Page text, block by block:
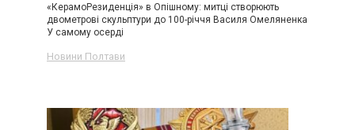
«КерамоРезиденція» в Опішному: митці створюють
двометрові скульптури до 100-річчя Василя Омеляненка
У самому осерді
Новини Полтави